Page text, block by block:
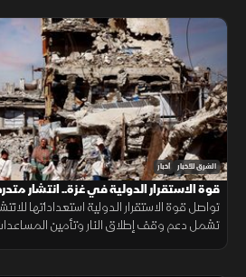
الشرق للأخبار أخبار
قوة الاستقرار الدولية في غزة.. انتشار
تواصل قوة الاستقرار الدولية استعداداتها
تشمل دعم وقف إطلاق النار وتأمين